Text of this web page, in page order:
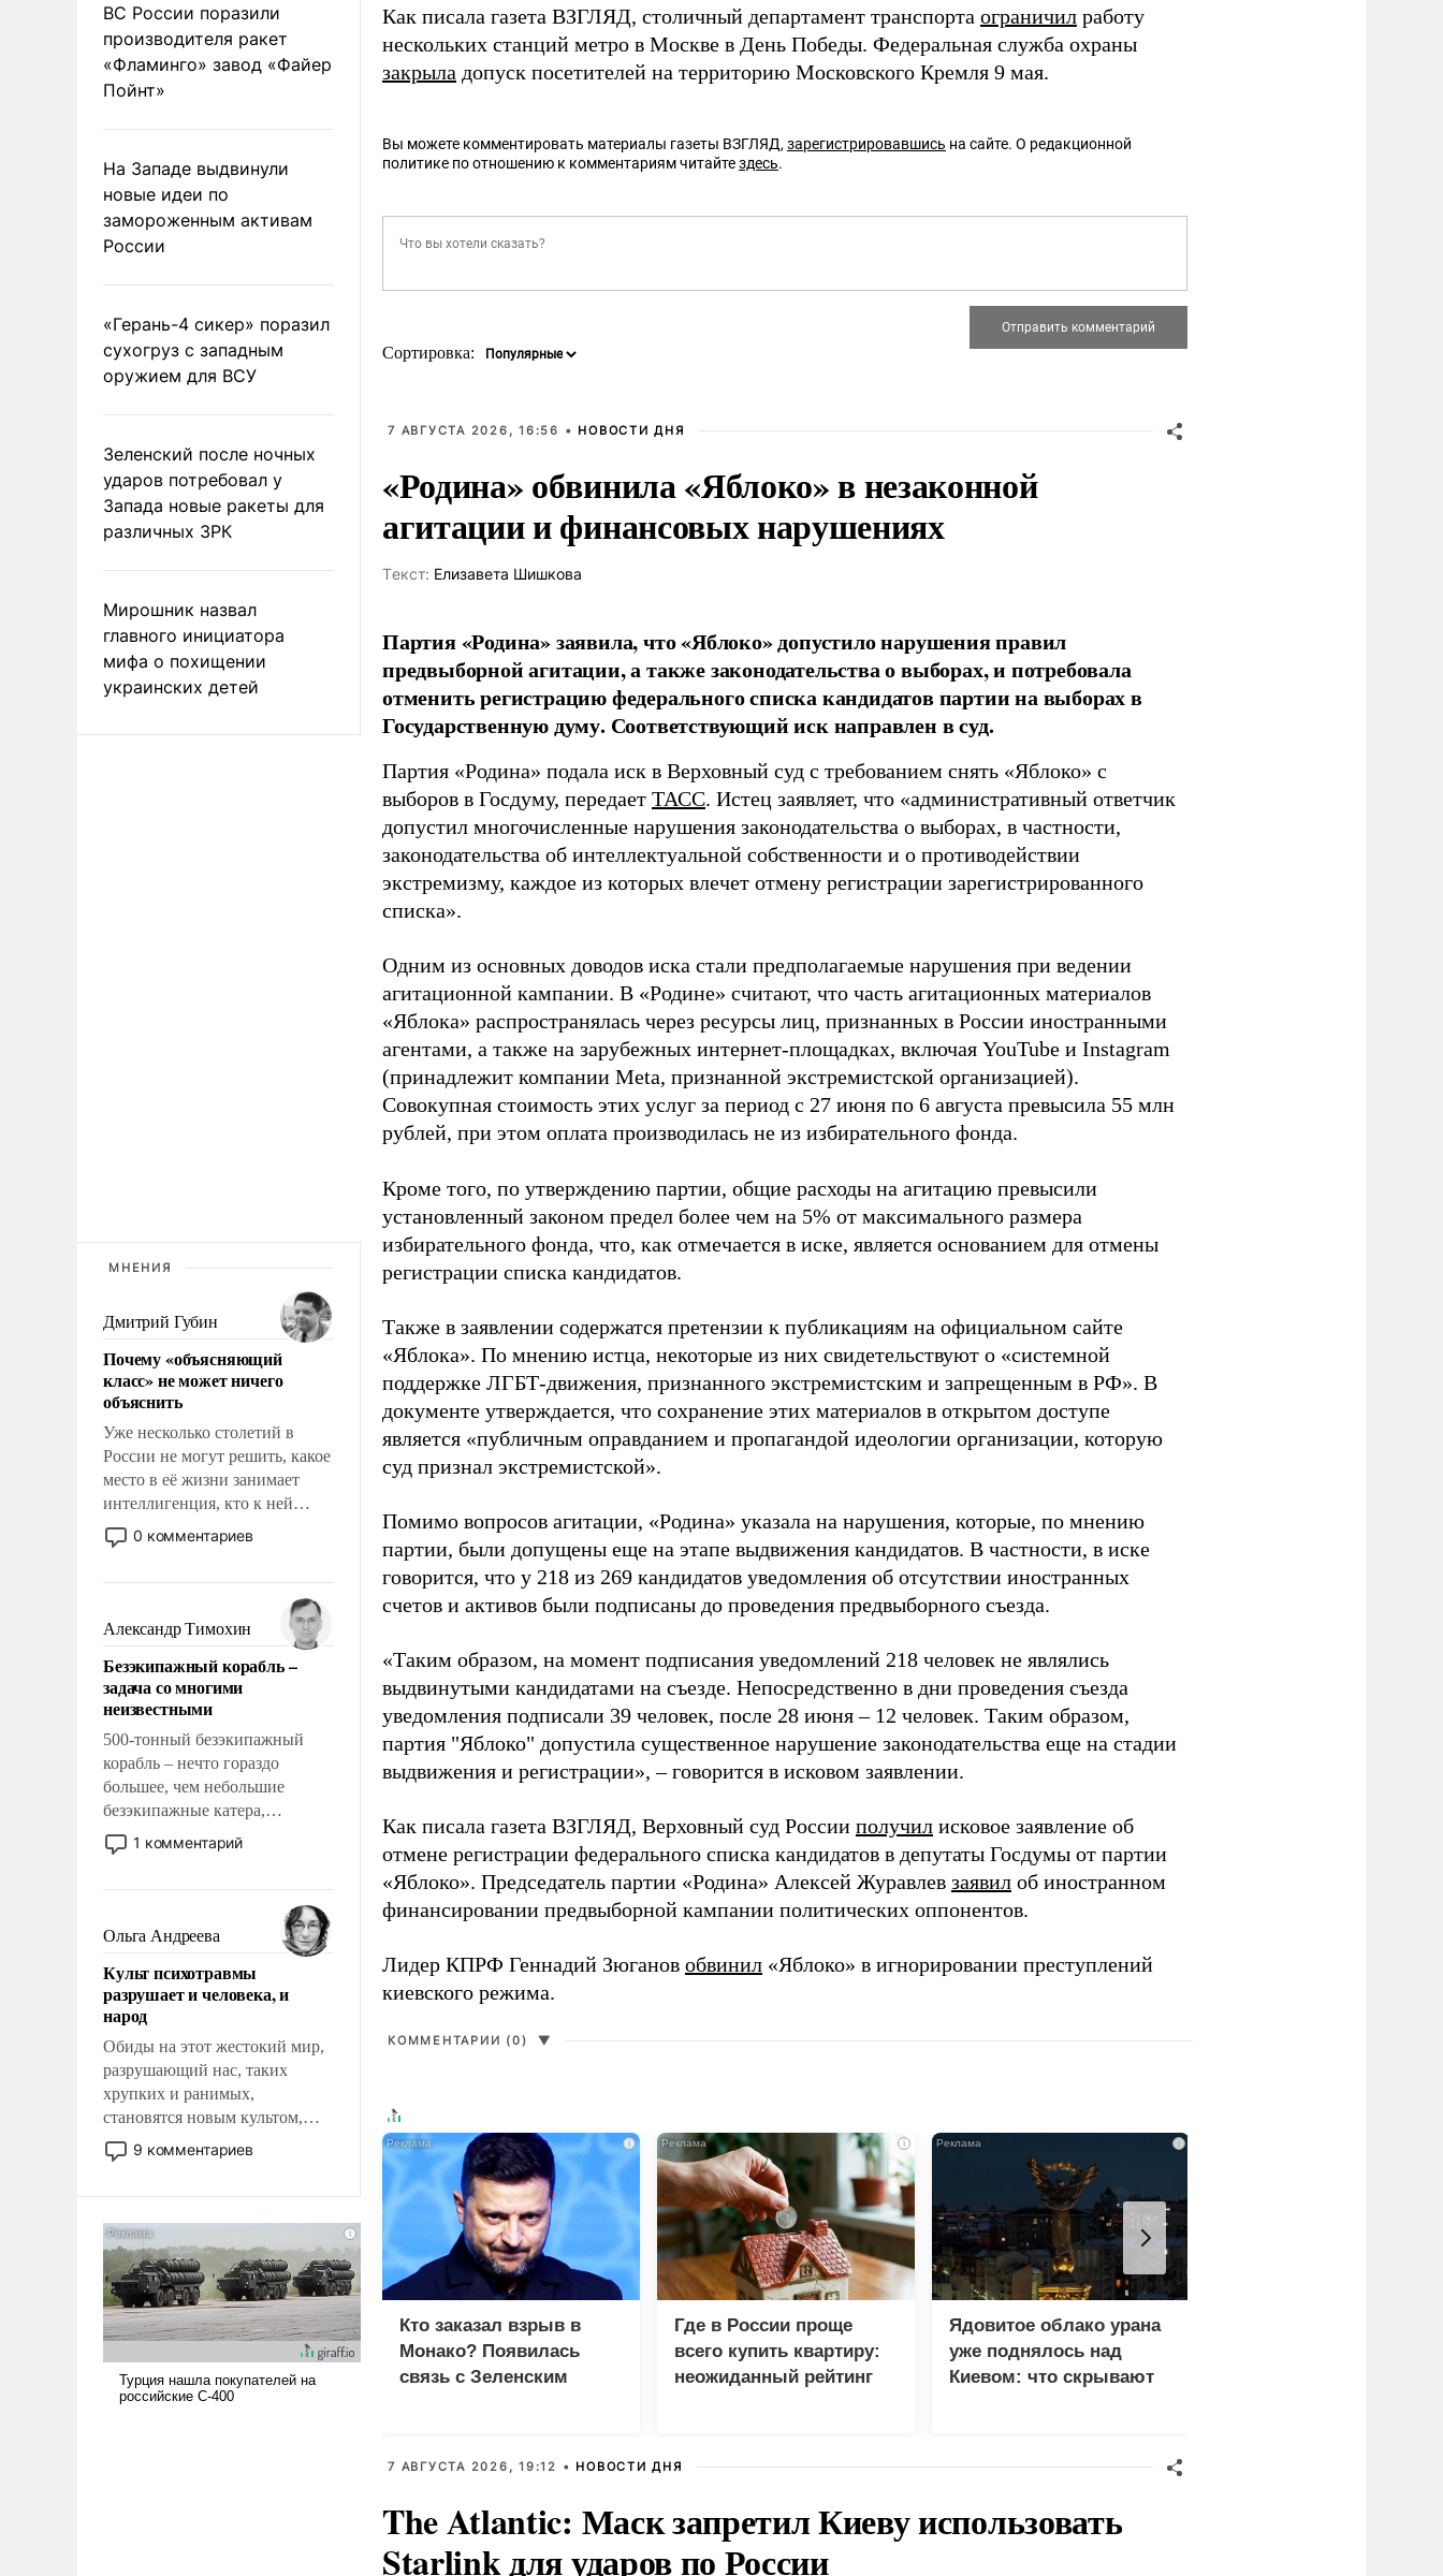
ВС России поразили
производителя ракет
«Фламинго» завод «Файер
Пойнт»
На Западе выдвинули
новые идеи по
замороженным активам
России
«Герань-4 сикер» поразил
сухогруз с западным
оружием для ВСУ
Зеленский после ночных
ударов потребовал у
Запада новые ракеты для
различных ЗРК
Мирошник назвал
главного инициатора
мифа о похищении
украинских детей
МНЕНИЯ
Дмитрий Губин
Почему «объясняющий
класс» не может ничего
объяснить
Уже несколько столетий в
России не могут решить, какое
место в её жизни занимает
интеллигенция, кто к ней
принадлежит, а кого из неё
исключили с правом
чем она отличается от просто
образованных людей. Иногда
казалось, что эти вопросы
решены раз и навсегда, но –
нет, не решены.
0 комментариев
Александр Тимохин
Безэкипажный корабль –
задача со многими
неизвестными
500-тонный безэкипажный
корабль – нечто гораздо
большее, чем небольшие
безэкипажные катера,
применение которых уже
стало обыденностью. Задача по
сложна и амбициозна. Однако
и ее реализация радикально
поднимет наши боевые
возможности.
1 комментарий
Ольга Андреева
Культ психотравмы
разрушает и человека, и
народ
Обиды на этот жестокий мир,
разрушающий нас, таких
хрупких и ранимых,
становятся новым культом,
постепенно вытесняя и
отменяя традиционное
ударами судьбы, брать на себя
ответственность, помогать
слабым, идти вперед и
адаптироваться.
9 комментариев
Как писала газета ВЗГЛЯД, столичный департамент транспорта ограничил работу
нескольких станций метро в Москве в День Победы. Федеральная служба охраны
закрыла допуск посетителей на территорию Московского Кремля 9 мая.
Вы можете комментировать материалы газеты ВЗГЛЯД, зарегистрировавшись на сайте. О редакционной
политике по отношению к комментариям читайтездесь.
Сортировка:
7 АВГУСТА 2026, 16:56 • НОВОСТИ ДНЯ
«Родина» обвинила «Яблоко» в незаконной
агитации и финансовых нарушениях
Tекст: Елизавета Шишкова
Партия «Родина» заявила, что «Яблоко» допустило нарушения правил
предвыборной агитации, а также законодательства о выборах, и потребовала
отменить регистрацию федерального списка кандидатов партии на выборах в
Государственную думу. Соответствующий иск направлен в суд.
Партия «Родина» подала иск в Верховный суд с требованием снять «Яблоко» с
выборов в Госдуму, передает ТАСС. Истец заявляет, что «административный ответчик
допустил многочисленные нарушения законодательства о выборах, в частности,
законодательства об интеллектуальной собственности и о противодействии
экстремизму, каждое из которых влечет отмену регистрации зарегистрированного
списка».
Одним из основных доводов иска стали предполагаемые нарушения при ведении
агитационной кампании. В «Родине» считают, что часть агитационных материалов
«Яблока» распространялась через ресурсы лиц, признанных в России иностранными
агентами, а также на зарубежных интернет-площадках, включая YouTube и Instagram
(принадлежит компании Meta, признанной экстремистской организацией).
Совокупная стоимость этих услуг за период с 27 июня по 6 августа превысила 55 млн
рублей, при этом оплата производилась не из избирательного фонда.
Кроме того, по утверждению партии, общие расходы на агитацию превысили
установленный законом предел более чем на 5% от максимального размера
избирательного фонда, что, как отмечается в иске, является основанием для отмены
регистрации списка кандидатов.
Также в заявлении содержатся претензии к публикациям на официальном сайте
«Яблока». По мнению истца, некоторые из них свидетельствуют о «системной
поддержке ЛГБТ-движения, признанного экстремистским и запрещенным в РФ». В
документе утверждается, что сохранение этих материалов в открытом доступе
является «публичным оправданием и пропагандой идеологии организации, которую
суд признал экстремистской».
Помимо вопросов агитации, «Родина» указала на нарушения, которые, по мнению
партии, были допущены еще на этапе выдвижения кандидатов. В частности, в иске
говорится, что у 218 из 269 кандидатов уведомления об отсутствии иностранных
счетов и активов были подписаны до проведения предвыборного съезда.
«Таким образом, на момент подписания уведомлений 218 человек не являлись
выдвинутыми кандидатами на съезде. Непосредственно в дни проведения съезда
уведомления подписали 39 человек, после 28 июня – 12 человек. Таким образом,
партия "Яблоко" допустила существенное нарушение законодательства еще на стадии
выдвижения и регистрации», – говорится в исковом заявлении.
Как писала газета ВЗГЛЯД, Верховный суд России получил исковое заявление об
отмене регистрации федерального списка кандидатов в депутаты Госдумы от партии
«Яблоко». Председатель партии «Родина» Алексей Журавлев заявил об иностранном
финансировании предвыборной кампании политических оппонентов.
Лидер КПРФ Геннадий Зюганов обвинил «Яблоко» в игнорировании преступлений
киевского режима.
КОММЕНТАРИИ (0) ▼
i
Кто заказал взрыв в
Монако? Появилась
связь с Зеленским
i
Где в России проще
всего купить квартиру:
неожиданный рейтинг
i
Ядовитое облако урана
уже поднялось над
Киевом: что скрывают
7 АВГУСТА 2026, 19:12 • НОВОСТИ ДНЯ
The Atlantic: Маск запретил Киеву использовать
Starlink для ударов по России